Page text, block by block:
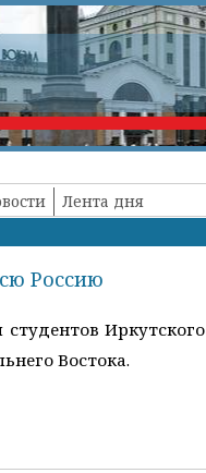
Лента дня
Россию
Востока.